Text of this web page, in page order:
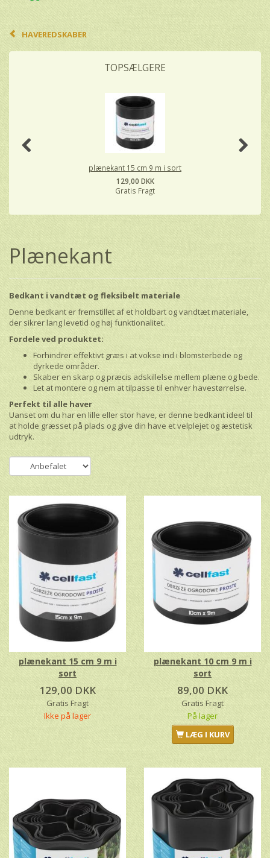
HAVEREDSKABER
TOPSÆLGERE
plænekant 15 cm 9 m i sort
129,00 DKK
Gratis Fragt
Plænekant
Bedkant i vandtæt og fleksibelt materiale
Denne bedkant er fremstillet af et holdbart og vandtæt materiale,
der sikrer lang levetid og høj funktionalitet.
Fordele ved produktet:
Forhindrer effektivt græs i at vokse ind i blomsterbede og
dyrkede områder.
Skaber en skarp og præcis adskillelse mellem plæne og bede.
Let at montere og nem at tilpasse til enhver havestørrelse.
Perfekt til alle haver
Uanset om du har en lille eller stor have, er denne bedkant ideel til
at holde græsset på plads og give din have et velplejet og æstetisk
udtryk.
plænekant 15 cm 9 m i
sort
129,00 DKK
Gratis Fragt
Ikke på lager
plænekant 10 cm 9 m i
sort
89,00 DKK
Gratis Fragt
På lager
LÆG I KURV